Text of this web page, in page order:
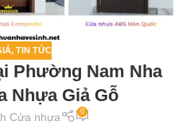
, TIN TỨC
Phường Nam Nha
Nhựa Giả Gỗ
Cửa nhựa 0